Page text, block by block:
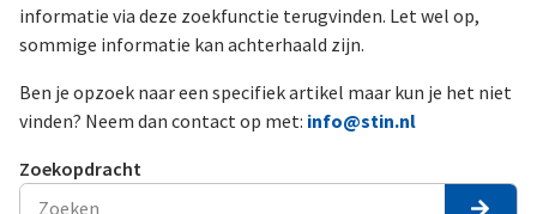
informatie via deze zoekfunctie terugvinden. Let wel op,
sommige informatie kan achterhaald zijn.
Ben je opzoek naar een specifiek artikel maar kun je het niet
vinden? Neem dan contact op met: info@stin.nl
Zoekopdracht